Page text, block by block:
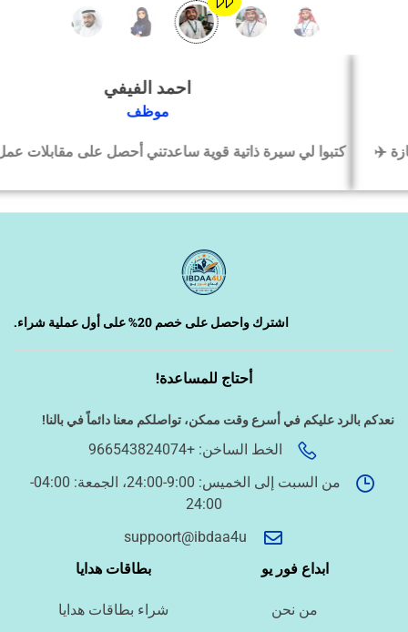
احمد الفيفي
كتبوا لي سيرة ذاتية قوية ساعدتني أحصل على مقابلات عمل بسرعة
اشترك واحصل على خصم 20% على أول عملية شراء.
أحتاج للمساعدة!
نعدكم بالرد عليكم في أسرع وقت ممكن، تواصلكم معنا دائماً في بالنا!
الخط الساخن: +966543824074
من السبت إلى الخميس: 9:00-24:00، الجمعة: 04:00-
24:00
suppoort@ibdaa4u
ابداع فور يو
من نحن
بطاقات هدايا
شراء بطاقات هدايا
تصميم موقع/متجر/تطبيق
‹
دراسة الجدوى وخطط المشاريع
الخدمات الإلكترونية الحكومية